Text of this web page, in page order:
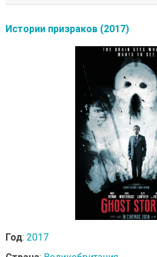
Истории призраков (2017)
Год: 2017